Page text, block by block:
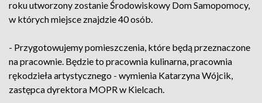
roku utworzony zostanie Środowiskowy Dom Samopomocy,
w których miejsce znajdzie 40 osób.
- Przygotowujemy pomieszczenia, które będą przeznaczone
na pracownie. Będzie to pracownia kulinarna, pracownia
rękodzieła artystycznego - wymienia Katarzyna Wójcik,
zastępca dyrektora MOPR w Kielcach.